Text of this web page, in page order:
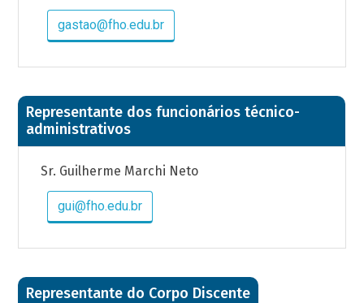
gastao@fho.edu.br
Representante dos funcionários técnico-
administrativos
Sr. Guilherme Marchi Neto
gui@fho.edu.br
Representante do Corpo Discente